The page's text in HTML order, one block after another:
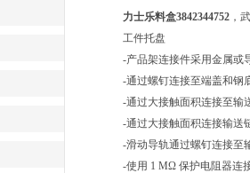
力士乐料盒3842344752 ，
工件托盘
-产品架连接件采用金属或
-通过螺钉连接至端盖和钢
-通过大接触面积连接至输
-通过大接触面积连接输送
-滑动导轨通过螺钉连接至
-使用 1 MΩ 保护电阻器连